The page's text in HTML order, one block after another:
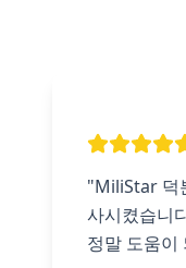
"MiliStar 덕
사시켰습니
정말 도움이